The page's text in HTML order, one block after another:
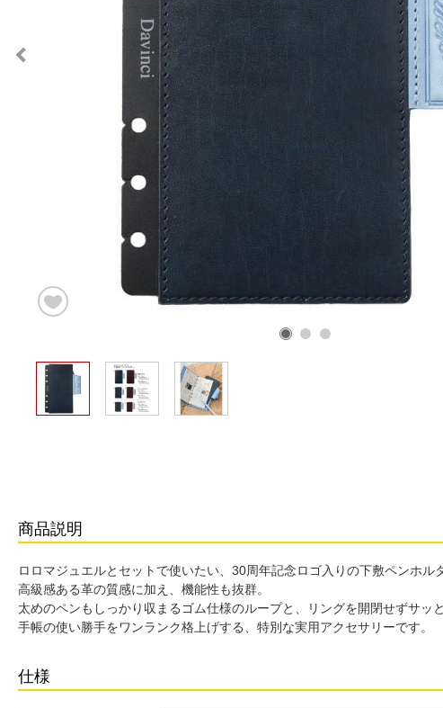
商品説明
ロロマジュエルとセットで使いたい、30周年記念ロゴ入りの下敷ペンホル
高級感ある革の質感に加え、機能性も抜群。
太めのペンもしっかり収まるゴム仕様のループと、リングを開閉せずサッ
手帳の使い勝手をワンランク格上げする、特別な実用アクセサリーです。
仕様